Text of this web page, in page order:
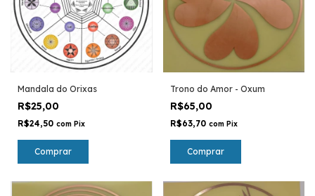
Mandala do Orixas
R$25,00
R$24,50 com Pix
Comprar
Trono do Amor - Oxum
R$65,00
R$63,70 com Pix
Comprar